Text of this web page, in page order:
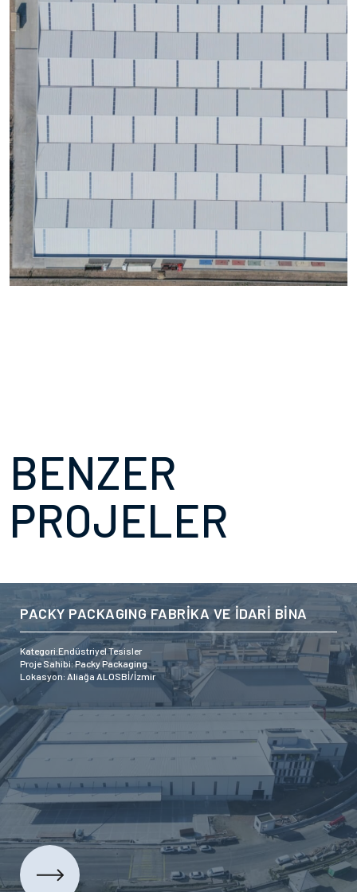
BENZER
PROJELER
PACKY PACKAGING FABRİKA VE İDARİ BİNA
Kategori:Endüstriyel Tesisler
Proje Sahibi: Packy Packaging
Lokasyon: Aliağa ALOSBİ/İzmir